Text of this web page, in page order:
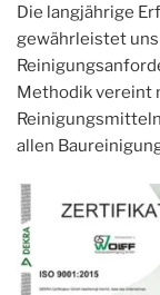
Die langjährige
gewährleistet
Methodik vereint
allen